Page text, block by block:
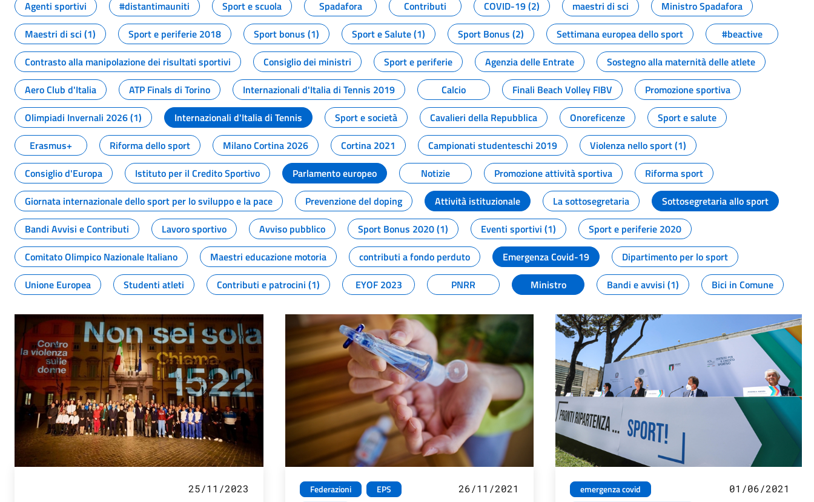
Agenti sportivi
#distantimauniti Sport e scuola Spadafora Contributi COVID-19 (2) maestri di sci
Ministro Spadafora
Maestri di sci (1)
Sport e periferie 2018 Sport bonus (1) Sport e Salute (1) Sport Bonus (2) Settimana europea dello sport
#beactive
Contrasto alla manipolazione dei risultati sportivi
Consiglio dei ministri Sport e periferie Agenzia delle Entrate
Sostegno alla maternità delle atlete
Aero Club d'Italia
ATP Finals di Torino Internazionali d'Italia di Tennis 2019 Calcio Finali Beach Volley FIBV
Promozione sportiva
Olimpiadi Invernali 2026 (1)
Internazionali d'Italia di Tennis Sport e società Cavalieri della Repubblica Onoreficenze
Sport e salute
Erasmus+
Riforma dello sport Milano Cortina 2026 Cortina 2021 Campionati studenteschi 2019
Violenza nello sport (1)
Consiglio d'Europa
Istituto per il Credito Sportivo Parlamento europeo Notizie Promozione attività sportiva
Riforma sport
Giornata internazionale dello sport per lo sviluppo e la pace
Prevenzione del doping Attività istituzionale La sottosegretaria
Sottosegretaria allo sport
Bandi Avvisi e Contributi
Lavoro sportivo Avviso pubblico Sport Bonus 2020 (1) Eventi sportivi (1)
Sport e periferie 2020
Comitato Olimpico Nazionale Italiano
Maestri educazione motoria contributi a fondo perduto Emergenza Covid-19
Dipartimento per lo sport
Unione Europea
Studenti atleti Contributi e patrocini (1) EYOF 2023 PNRR Ministro Bandi e avvisi (1) Bici in Comune
25/11/2023 Federazioni
EPS
26/11/2021
emergenza covid
01/06/2021